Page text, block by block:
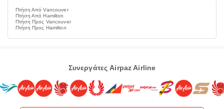
Πτήση Από Vancouver
Πτήση Από Hamilton
Πτήση Προς Vancouver
Πτήση Προς Hamilton
Συνεργάτες Airpaz Airline